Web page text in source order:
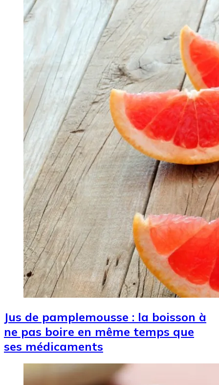
Jus de pamplemousse : la boisson à
ne pas boire en même temps que
ses médicaments